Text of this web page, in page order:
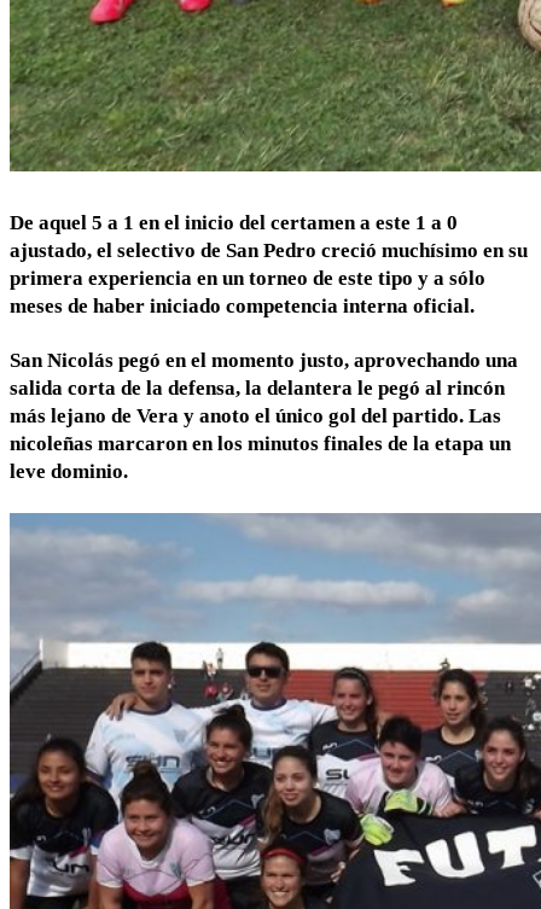
De aquel 5 a 1 en el inicio del certamen a este 1 a 0
ajustado, el selectivo de San Pedro creció muchísimo en su
primera experiencia en un torneo de este tipo y a sólo
meses de haber iniciado competencia interna oficial.
San Nicolás pegó en el momento justo, aprovechando una
salida corta de la defensa, la delantera le pegó al rincón
más lejano de Vera y anoto el único gol del partido. Las
nicoleñas marcaron en los minutos finales de la etapa un
leve dominio.